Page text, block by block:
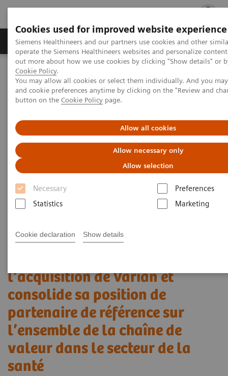
Cookies used for improved website experience
Siemens Healthineers and our partners use cookies and other
operate the Siemens Healthineers websites and personalize
out more about how we use cookies by clicking "Show details" or
Cookie Policy.
You may allow all cookies or select them individually. And you
and cookie preferences anytime by clicking on the "Review and
button on the Cookie Policy page.
Allow all cookies
Allow necessary only
Allow selection
Necessary
Preferences
Statistics
Marketing
Cookie declaration Show details
Produits & services Support & formations
Accueil Espace média
Siemens Healthineers finalise l’acquisition de Varian et consolide sa
position de partenaire de référence sur l’ensemble de la chaîne de
valeur dans le secteur de la santé
l’acquisition de Varian et
consolide sa position de
partenaire de référence sur
l’ensemble de la chaîne de
valeur dans le secteur de la
santé